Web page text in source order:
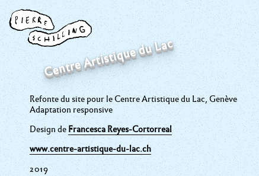
Centre Artistique du Lac
Refonte du site pour le Centre Artistique du Lac, Genève
Adaptation responsive
Design deFrancesca Reyes-Cortorreal
www.centre-artistique-du-lac.ch
2019